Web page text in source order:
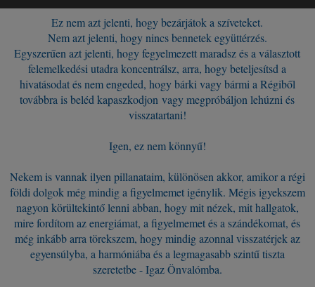
Ez nem azt jelenti, hogy bezárjátok a szíveteket.
Nem azt jelenti, hogy nincs bennetek együttérzés.
Egyszerűen azt jelenti, hogy fegyelmezett maradsz és a választott
felemelkedési utadra koncentrálsz, arra, hogy beteljesítsd a
hivatásodat és nem engeded, hogy bárki vagy bármi a Régiből
továbbra is beléd kapaszkodjon vagy megpróbáljon lehúzni és
visszatartani!
Igen, ez nem könnyű!
Nekem is vannak ilyen pillanataim, különösen akkor, amikor a régi
földi dolgok még mindig a figyelmemet igénylik. Mégis igyekszem
nagyon körültekintő lenni abban, hogy mit nézek, mit hallgatok,
mire fordítom az energiámat, a figyelmemet és a szándékomat, és
még inkább arra törekszem, hogy mindig azonnal visszatérjek az
egyensúlyba, a harmóniába és a legmagasabb szintű tiszta
szeretetbe - Igaz Önvalómba.